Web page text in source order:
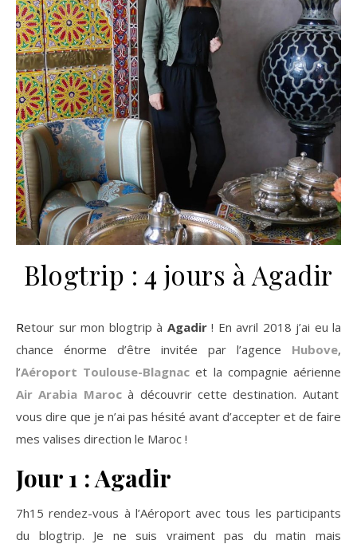
Blogtrip : 4 jours à Agadir
Retour sur mon blogtrip à Agadir! En avril 2018 j’ai eu la
chance énorme d’être invitée par l’agence Hubove,
l’Aéroport Toulouse-Blagnac et la compagnie aérienne
Air Arabia Maroc à découvrir cette destination. Autant
vous dire que je n’ai pas hésité avant d’accepter et de faire
mes valises direction le Maroc !
Jour 1 : Agadir
7h15 rendez-vous à l’Aéroport avec tous les participants
du blogtrip. Je ne suis vraiment pas du matin mais